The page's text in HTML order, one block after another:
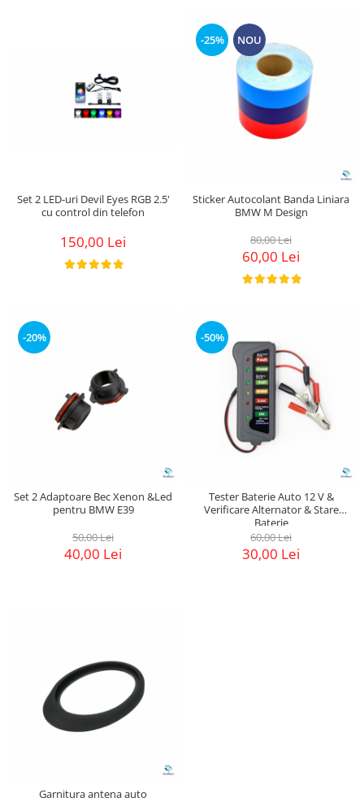
Set 2 LED-uri Devil Eyes RGB 2.5'
cu control din telefon
150,00 Lei
-25% NOU
Sticker Autocolant Banda Liniara
BMW M Design
80,00 Lei
60,00 Lei
-20%
Set 2 Adaptoare Bec Xenon &Led
pentru BMW E39
50,00 Lei
40,00 Lei
-50%
Tester Baterie Auto 12 V &
Verificare Alternator & Stare
Baterie
60,00 Lei
30,00 Lei
Garnitura antena auto